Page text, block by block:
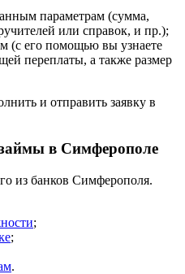
параметрам (сумма,
или справок, и пр.);
(с его помощью вы узнаете
переплаты, а также размер
и отправить заявку в
в Симферополе
из банков Симферополя.
;
;
.